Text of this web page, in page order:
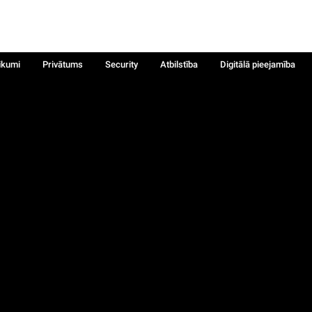
Privātums Security Atbilstība
Digitālā pieejamība